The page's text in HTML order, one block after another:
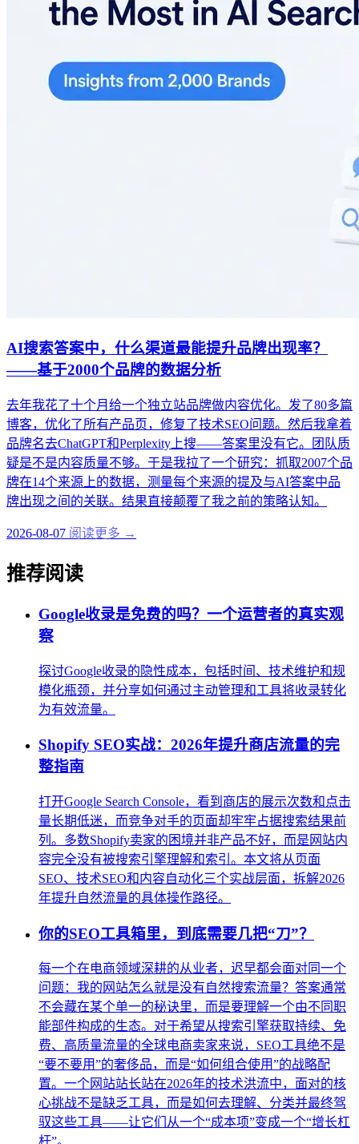
AI搜索答案中，什么渠道最能提升品牌出现率？
——基于2000个品牌的数据分析
去年我花了十个月给一个独立站品牌做内容优化。发了80多篇
博客，优化了所有产品页，修复了技术SEO问题。然后我拿着
品牌名去ChatGPT和Perplexity上搜——答案里没有它。团队质
疑是不是内容质量不够。于是我拉了一个研究：抓取2007个品
牌在14个来源上的数据，测量每个来源的提及与AI答案中品
牌出现之间的关联。结果直接颠覆了我之前的策略认知。
2026-08-07 阅读更多 →
推荐阅读
Google收录是免费的吗？一个运营者的真实观
察
探讨Google收录的隐性成本，包括时间、技术维护和规
模化瓶颈，并分享如何通过主动管理和工具将收录转化
为有效流量。
Shopify SEO实战：2026年提升商店流量的完
整指南
打开Google Search Console，看到商店的展示次数和点击
量长期低迷，而竞争对手的页面却牢牢占据搜索结果前
列。多数Shopify卖家的困境并非产品不好，而是网站内
容完全没有被搜索引擎理解和索引。本文将从页面
SEO、技术SEO和内容自动化三个实战层面，拆解2026
年提升自然流量的具体操作路径。
你的SEO工具箱里，到底需要几把“刀”？
每一个在电商领域深耕的从业者，迟早都会面对同一个
问题：我的网站怎么就是没有自然搜索流量？答案通常
不会藏在某个单一的秘诀里，而是要理解一个由不同职
能部件构成的生态。对于希望从搜索引擎获取持续、免
费、高质量流量的全球电商卖家来说，SEO工具绝不是
“要不要用”的奢侈品，而是“如何组合使用”的战略配
置。一个网站站长站在2026年的技术洪流中，面对的核
心挑战不是缺乏工具，而是如何去理解、分类并最终驾
驭这些工具——让它们从一个“成本项”变成一个“增长杠